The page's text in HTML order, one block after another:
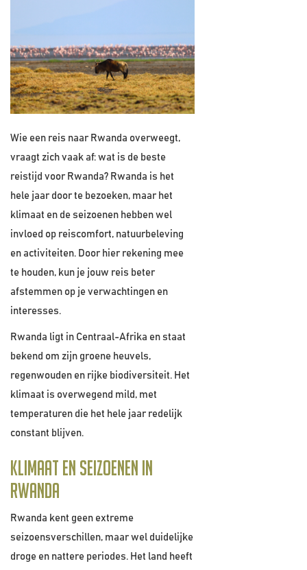
Wie een reis naar Rwanda overweegt,
vraagt zich vaak af: wat is de beste
reistijd voor Rwanda? Rwanda is het
hele jaar door te bezoeken, maar het
klimaat en de seizoenen hebben wel
invloed op reiscomfort, natuurbeleving
en activiteiten. Door hier rekening mee
te houden, kun je jouw reis beter
afstemmen op je verwachtingen en
interesses.
Rwanda ligt in Centraal-Afrika en staat
bekend om zijn groene heuvels,
regenwouden en rijke biodiversiteit. Het
klimaat is overwegend mild, met
temperaturen die het hele jaar redelijk
constant blijven.
Klimaat en seizoenen in
Rwanda
Rwanda kent geen extreme
seizoensverschillen, maar wel duidelijke
droge en nattere periodes. Het land heeft